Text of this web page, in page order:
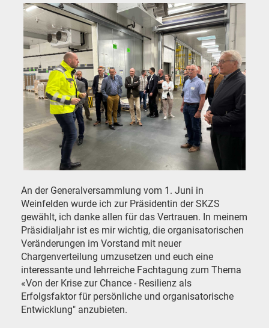
An der Generalversammlung vom 1. Juni in
Weinfelden wurde ich zur Präsidentin der SKZS
gewählt, ich danke allen für das Vertrauen. In meinem
Präsidialjahr ist es mir wichtig, die organisatorischen
Veränderungen im Vorstand mit neuer
Chargenverteilung umzusetzen und euch eine
interessante und lehrreiche Fachtagung zum Thema
«Von der Krise zur Chance - Resilienz als
Erfolgsfaktor für persönliche und organisatorische
Entwicklung" anzubieten.